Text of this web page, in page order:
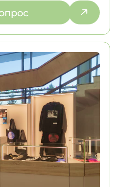
МЫ
ДЛЯ ВАС
НАС
Только
Контрольная
отгрузки
монтажа
КОНТРОЛЬ
02